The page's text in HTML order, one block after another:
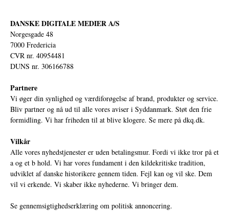
DANSKE DIGITALE MEDIER A/S
Norgesgade 48
7000 Fredericia
CVR nr. 40954481
DUNS nr. 306166788
Partnere
Vi øger din synlighed og værdiforøgelse af brand, produkter og service.
Bliv partner og nå ud til alle vores aviser i Syddanmark. Støt den frie
formidling. Vi har friheden til at blive klogere. Se mere på dkq.dk.
Vilkår
Alle vores nyhedstjenester er uden betalingsmur. Fordi vi ikke tror på et
a og et b hold. Vi har vores fundament i den kildekritiske tradition,
udviklet af danske historikere gennem tiden. Fejl kan og vil ske. Dem
vil vi erkende. Vi skaber ikke nyhederne. Vi bringer dem.
Se gennemsigtighedserklæring om politisk annoncering.